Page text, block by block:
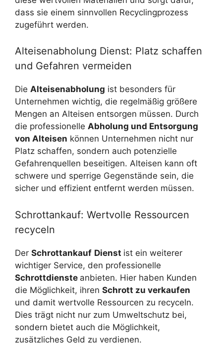
dass sie einem sinnvollen Recyclingprozess
zugeführt werden.
Alteisenabholung Dienst: Platz schaffen
und Gefahren vermeiden
Die Alteisenabholung ist besonders für
Unternehmen wichtig, die regelmäßig größere
Mengen an Alteisen entsorgen müssen. Durch
die professionelle Abholung und Entsorgung
von Alteisen können Unternehmen nicht nur
Platz schaffen, sondern auch potenzielle
Gefahrenquellen beseitigen. Alteisen kann oft
schwere und sperrige Gegenstände sein, die
sicher und effizient entfernt werden müssen.
Schrottankauf: Wertvolle Ressourcen
recyceln
Der Schrottankauf Dienst ist ein weiterer
wichtiger Service, den professionelle
Schrottdienste anbieten. Hier haben Kunden
die Möglichkeit, ihren Schrott zu verkaufen
und damit wertvolle Ressourcen zu recyceln.
Dies trägt nicht nur zum Umweltschutz bei,
sondern bietet auch die Möglichkeit,
zusätzliches Geld zu verdienen.